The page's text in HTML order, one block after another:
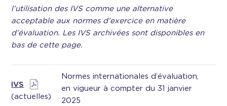
l’utilisation des IVS comme une alternative
acceptable aux normes d’exercice en matière
d’évaluation. Les IVS archivées sont disponibles en
bas de cette page.
IVS
(actuelles)
Normes internationales d’évaluation,
en vigueur à compter du 31 janvier
2025